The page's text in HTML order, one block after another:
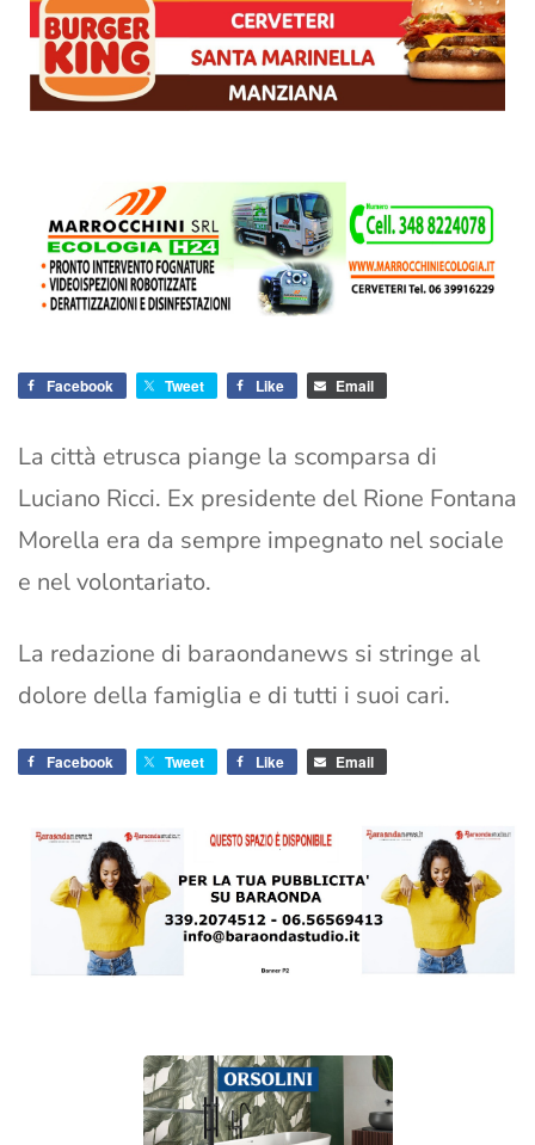
Facebook Tweet Like Email
La città etrusca piange la scomparsa di
Luciano Ricci. Ex presidente del Rione Fontana
Morella era da sempre impegnato nel sociale
e nel volontariato.
La redazione di baraondanews si stringe al
dolore della famiglia e di tutti i suoi cari.
Facebook Tweet Like Email